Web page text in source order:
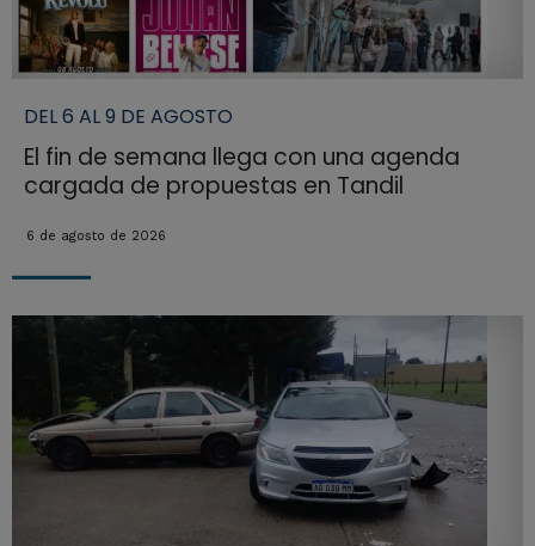
DEL 6 AL 9 DE AGOSTO
El fin de semana llega con una agenda
cargada de propuestas en Tandil
6 de agosto de 2026